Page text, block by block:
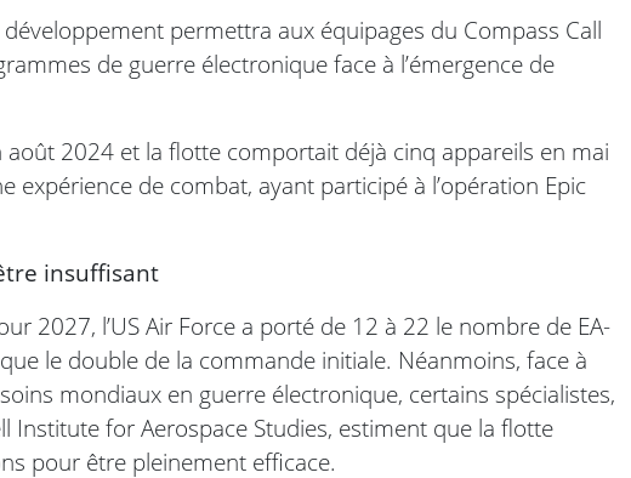
permettra aux équipages du Compass Call
de guerre électronique face à l’émergence de
août 2024 et la flotte comportait déjà cinq appareils en mai
expérience de combat, ayant participé à l’opération Epic
insuffisant
2027, l’US Air Force a porté de 12 à 22 le nombre de EA-
le double de la commande initiale. Néanmoins, face à
mondiaux en guerre électronique, certains spécialistes,
Institute for Aerospace Studies, estiment que la flotte
pour être pleinement efficace.